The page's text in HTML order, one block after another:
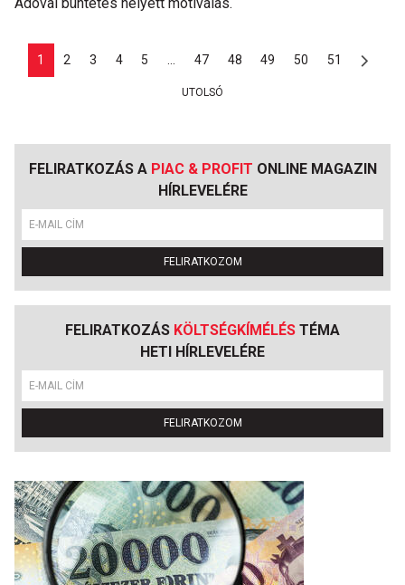
1 2 3 4 5 47 48 49 50 51
UTOLSÓ
FELIRATKOZÁS A PIAC & PROFIT ONLINE MAGAZIN
HÍRLEVELÉRE
FELIRATKOZOM
FELIRATKOZÁS KÖLTSÉGKÍMÉLÉS TÉMA
HETI HÍRLEVELÉRE
FELIRATKOZOM